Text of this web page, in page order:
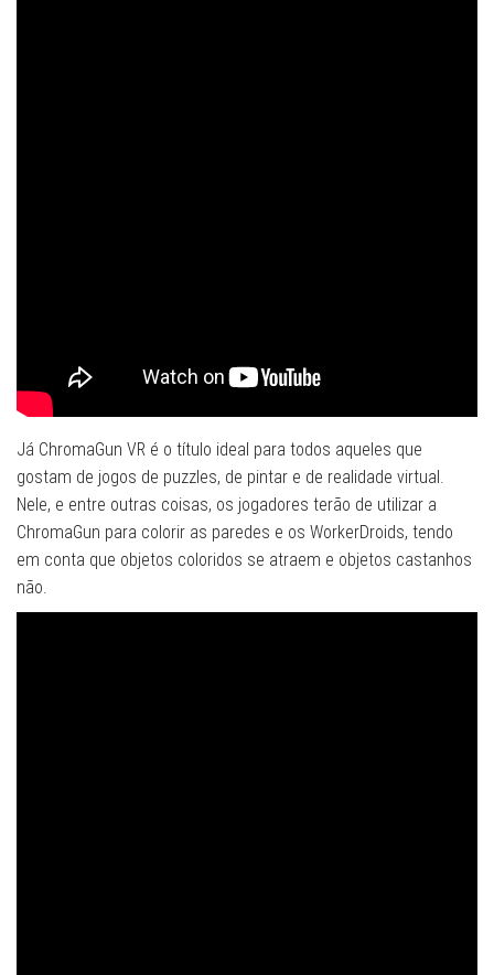
Já ChromaGun VR é o título ideal para todos aqueles que
gostam de jogos de puzzles, de pintar e de realidade virtual.
Nele, e entre outras coisas, os jogadores terão de utilizar a
ChromaGun para colorir as paredes e os WorkerDroids, tendo
em conta que objetos coloridos se atraem e objetos castanhos
não.